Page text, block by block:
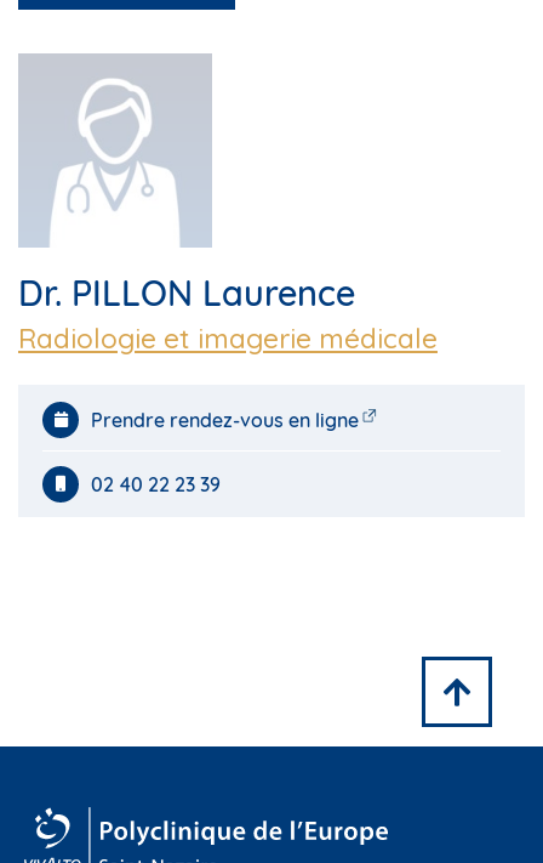
Dr. PILLON Laurence
Radiologie et imagerie médicale
Prendre rendez-vous en ligne
02 40 22 23 39